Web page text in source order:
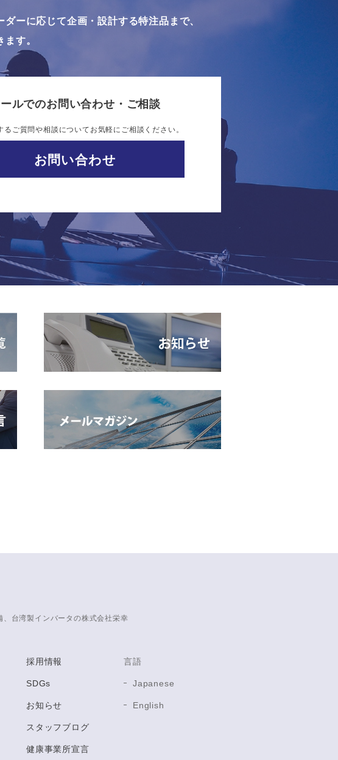
ーに応じて企画・設計する特注品まで、
す。
ルでのお問い合わせ・ご相談
るご質問や相談についてお気軽にご相談ください。
お問い合わせ
台湾製インバータの株式会社栄幸
採用情報
SDGs
お知らせ
スタッフブログ
健康事業所宣言
言語
Japanese
English